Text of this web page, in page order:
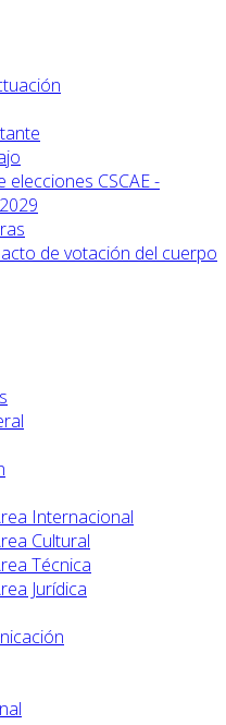
elecciones CSCAE -
de votación del cuerpo
Internacional
Cultural
Técnica
Jurídica